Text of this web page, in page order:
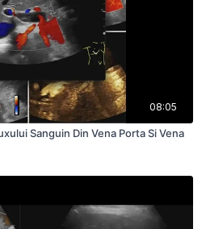
08:05
Sanguin Din Vena Porta Si Vena